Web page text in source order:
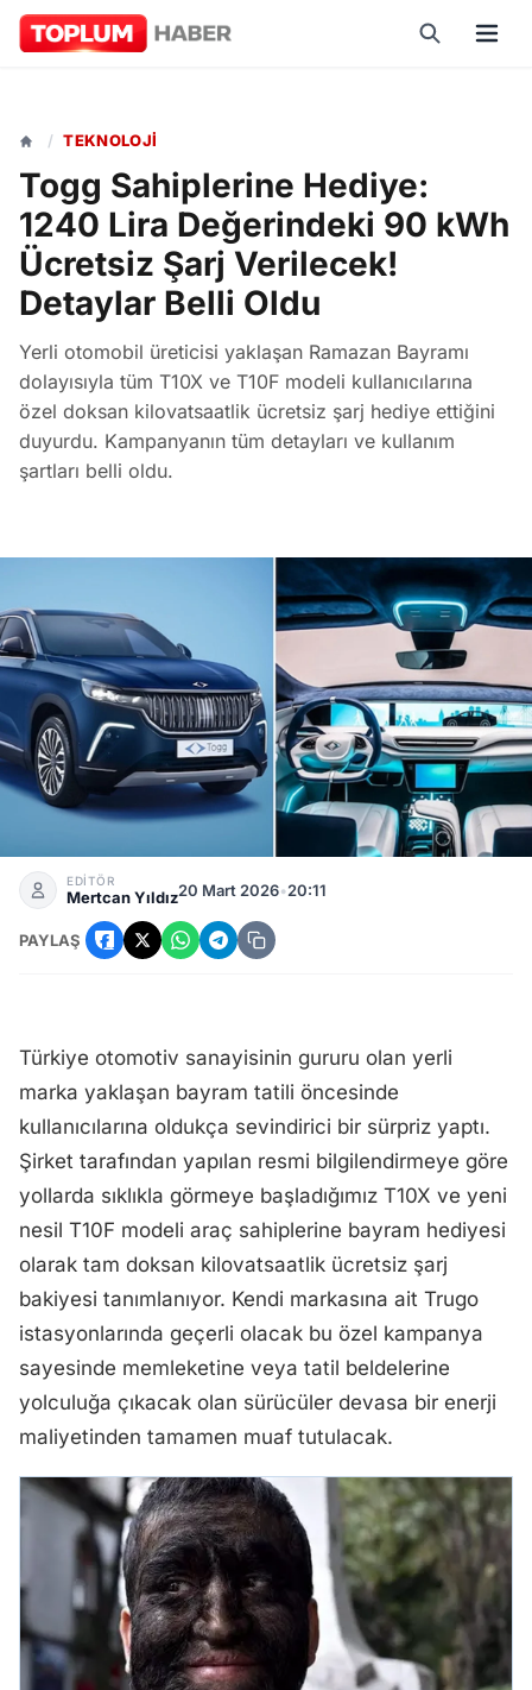
/ TEKNOLOJI
Togg Sahiplerine Hediye:
1240 Lira Değerindeki 90 kWh
Ücretsiz Şarj Verilecek!
Detaylar Belli Oldu
Yerli otomobil üreticisi yaklaşan Ramazan Bayramı
dolayısıyla tüm T10X ve T10F modeli kullanıcılarına
özel doksan kilovatsaatlik ücretsiz şarj hediye ettiğini
duyurdu. Kampanyanın tüm detayları ve kullanım
şartları belli oldu.
Togg Sahiplerine Hediye: 1240 Lira Değerindeki 90 kWh
EDİTÖR
Mertcan Yıldız20 Mart 2026•20:11
PAYLAŞ
Türkiye otomotiv sanayisinin gururu olan yerli
marka yaklaşan bayram tatili öncesinde
kullanıcılarına oldukça sevindirici bir sürpriz yaptı.
Şirket tarafından yapılan resmi bilgilendirmeye göre
yollarda sıklıkla görmeye başladığımız T10X ve yeni
nesil T10F modeli araç sahiplerine bayram hediyesi
olarak tam doksan kilovatsaatlik ücretsiz şarj
bakiyesi tanımlanıyor. Kendi markasına ait Trugo
istasyonlarında geçerli olacak bu özel kampanya
sayesinde memleketine veya tatil beldelerine
yolculuğa çıkacak olan sürücüler devasa bir enerji
maliyetinden tamamen muaf tutulacak.